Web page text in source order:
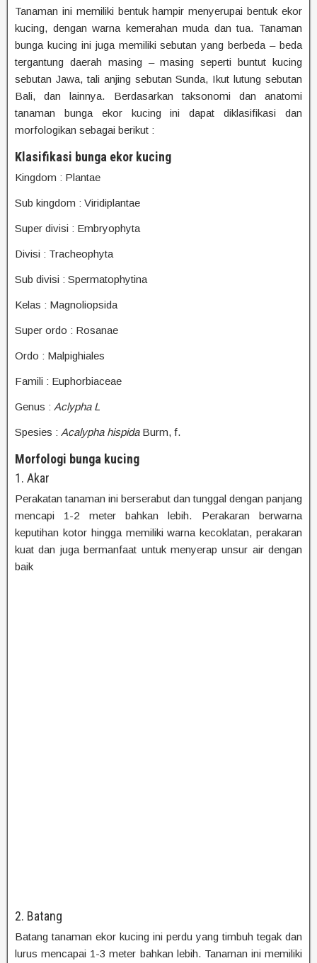
Tanaman ini memiliki bentuk hampir menyerupai bentuk ekor
kucing, dengan warna kemerahan muda dan tua. Tanaman
bunga kucing ini juga memiliki sebutan yang berbeda – beda
tergantung daerah masing – masing seperti buntut kucing
sebutan Jawa, tali anjing sebutan Sunda, Ikut lutung sebutan
Bali, dan lainnya. Berdasarkan taksonomi dan anatomi
tanaman bunga ekor kucing ini dapat diklasifikasi dan
morfologikan sebagai berikut :
Klasifikasi bunga ekor kucing
Kingdom : Plantae
Sub kingdom : Viridiplantae
Super divisi : Embryophyta
Divisi : Tracheophyta
Sub divisi : Spermatophytina
Kelas : Magnoliopsida
Super ordo : Rosanae
Ordo : Malpighiales
Famili : Euphorbiaceae
Genus : Aclypha L
Spesies : Acalypha hispidaBurm, f.
Morfologi bunga kucing
1. Akar
Perakatan tanaman ini berserabut dan tunggal dengan panjang
mencapi 1-2 meter bahkan lebih. Perakaran berwarna
keputihan kotor hingga memiliki warna kecoklatan, perakaran
kuat dan juga bermanfaat untuk menyerap unsur air dengan
baik
2. Batang
Batang tanaman ekor kucing ini perdu yang timbuh tegak dan
lurus mencapai 1-3 meter bahkan lebih. Tanaman ini memiliki